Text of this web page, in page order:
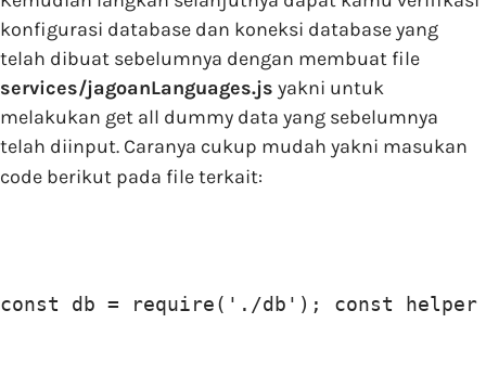
konfigurasi database dan koneksi database yang
telah dibuat sebelumnya dengan membuat file
services/jagoanLanguages.js yakni untuk
melakukan get all dummy data yang sebelumnya
telah diinput. Caranya cukup mudah yakni masukan
code berikut pada file terkait:
const db = require('./db'); const helper